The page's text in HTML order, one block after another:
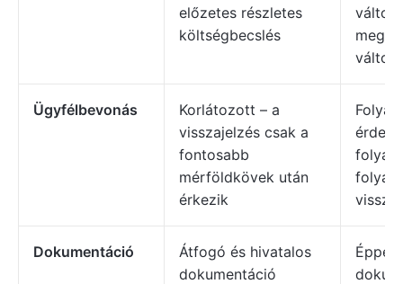
előzetes részletes
költségbecslés
Ügyfélbevonás
Korlátozott – a
visszajelzés csak a
fontosabb
mérföldkövek után
érkezik
Dokumentáció
Átfogó és hivatalos
dokumentáció
Éppen